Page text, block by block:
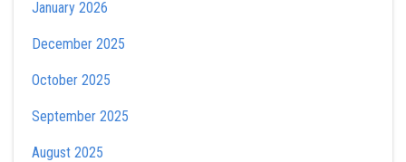
January 2026
December 2025
October 2025
September 2025
August 2025